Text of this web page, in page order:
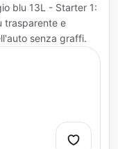
blu 13L - Starter 1:
trasparente e
senza graffi.